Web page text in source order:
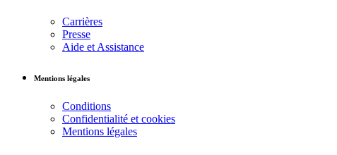
Carrières
Presse
Aide et Assistance
Mentions légales
Conditions
Confidentialité et cookies
Mentions légales